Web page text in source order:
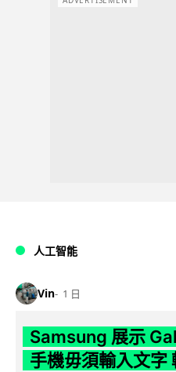
人工智能
Vin 1 日
Samsung 展示
手機毋須輸入文字